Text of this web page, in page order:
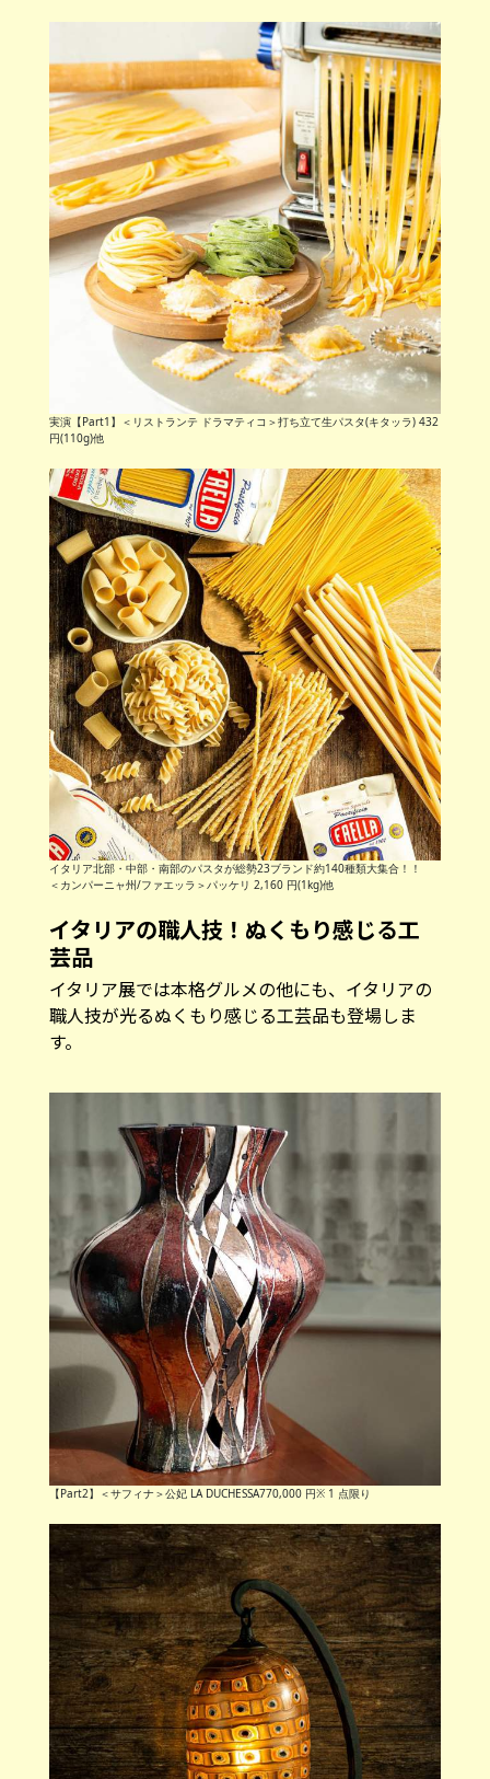
実演【Part1】＜リストランテ ドラマティコ＞打ち立て生パスタ(キタッラ) 432
円(110g)他
イタリア北部・中部・南部のパスタが総勢23ブランド約140種類大集合！！
＜カンパーニャ州/ファエッラ＞パッケリ 2,160 円(1kg)他
イタリアの職人技！ぬくもり感じる工
芸品
イタリア展では本格グルメの他にも、イタリアの
職人技が光るぬくもり感じる工芸品も登場しま
す。
【Part2】＜サフィナ＞公妃 LA DUCHESSA770,000 円※ 1 点限り